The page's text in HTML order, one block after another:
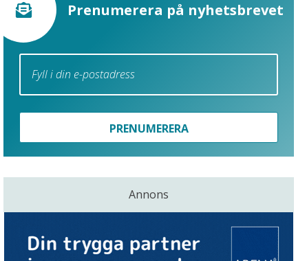
Prenumerera på nyhetsbrevet
PRENUMERERA
Annons